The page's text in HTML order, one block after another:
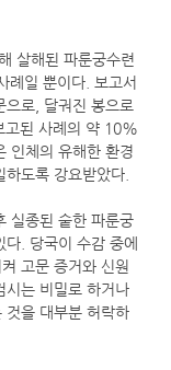
살해된 파룬궁수련
례일 뿐이다. 보고서
으로, 달궈진 봉으로
고된 사례의 약 10%
인체의 유해한 환경
도록 강요받았다.
실종된 숱한 파룬궁
. 당국이 수감 중에
고문 증거와 신원
시는 비밀로 하거나
것을 대부분 허락하